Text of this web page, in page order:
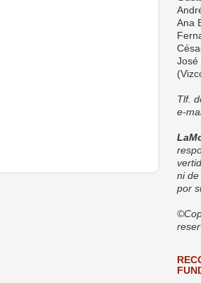
Ana
José
Tlf.
e-
ni de
por